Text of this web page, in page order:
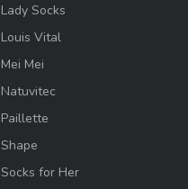
Lady Socks
Louis Vital
Mei Mei
Natuvitec
Paillette
Shape
Socks for Her